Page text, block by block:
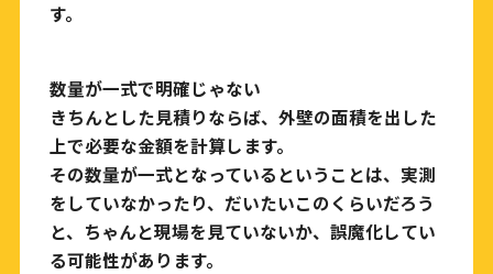
す。
数量が一式で明確じゃない
きちんとした見積りならば、外壁の面積を出した
上で必要な金額を計算します。
その数量が一式となっているということは、実測
をしていなかったり、だいたいこのくらいだろう
と、ちゃんと現場を見ていないか、誤魔化してい
る可能性があります。